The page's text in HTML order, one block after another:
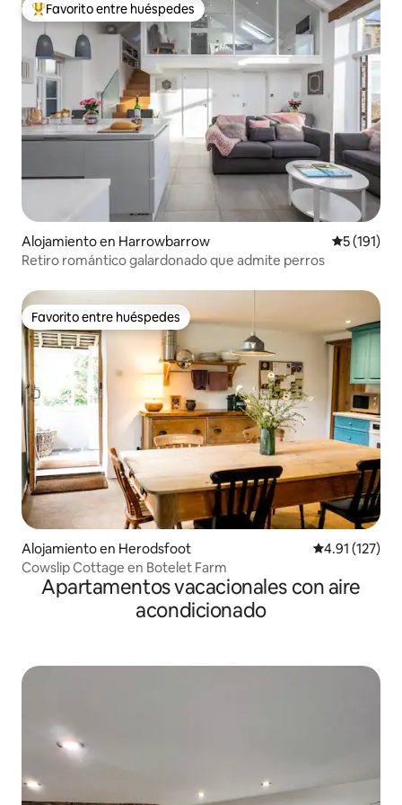
Favorito entre huéspedes preferido
Favorito entre huéspedes
Alojamiento en Harrowbarrow
5 (191)
Retiro romántico galardonado que admite perros
Favorito entre huéspedes
Favorito entre huéspedes
Alojamiento en Herodsfoot Calificación
4.91 (127)
Cowslip Cottage en Botelet Farm
Apartamentos vacacionales con aire
acondicionado